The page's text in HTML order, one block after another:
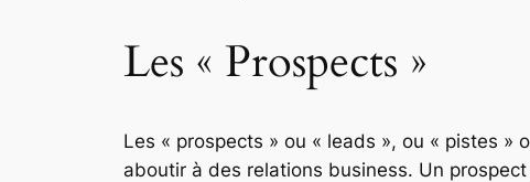
Les « Prospects »
Les « prospects » ou « leads », ou « pistes
aboutir à des relations business. Un